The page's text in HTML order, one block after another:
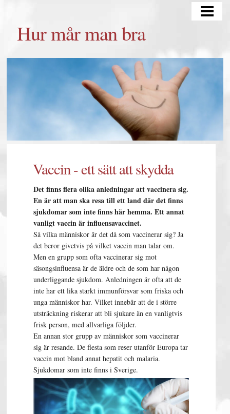
TÄNKA POSITIVT
Hur mår man bra
Vaccin - ett sätt att skydda
Det finns flera olika anledningar att vaccinera sig.
En är att man ska resa till ett land där det finns
sjukdomar som inte finns här hemma. Ett annat
vanligt vaccin är influensavaccinet.
Så vilka människor är det då som vaccinerar sig? Ja
det beror givetvis på vilket vaccin man talar om.
Men en grupp som ofta vaccinerar sig mot
säsongsinfluensa är de äldre och de som har någon
underliggande sjukdom. Anledningen är ofta att de
inte har ett lika starkt immunförsvar som friska och
unga människor har. Vilket innebär att de i större
utsträckning riskerar att bli sjukare än en vanligtvis
frisk person, med allvarliga följder.
En annan stor grupp av människor som vaccinerar
sig är resande. De flesta som reser utanför Europa tar
vaccin mot bland annat hepatit och malaria.
Sjukdomar som inte finns i Sverige.